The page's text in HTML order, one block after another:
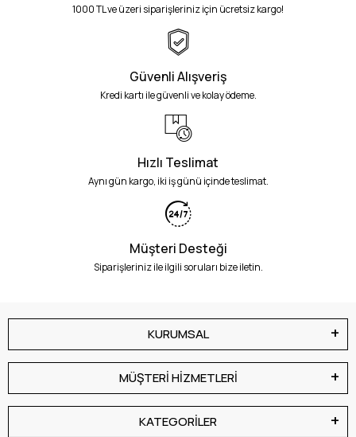
1000 TL ve üzeri siparişleriniz için ücretsiz kargo!
Güvenli Alışveriş
Kredi kartı ile güvenli ve kolay ödeme.
Hızlı Teslimat
Aynı gün kargo, iki iş günü içinde teslimat.
Müşteri Desteği
Siparişleriniz ile ilgili soruları bize iletin.
KURUMSAL
MÜŞTERİ HİZMETLERİ
KATEGORİLER